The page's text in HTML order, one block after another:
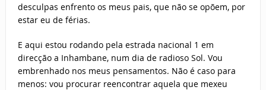
desculpas enfrento os meus pais, que não se opõem, por
estar eu de férias.
E aqui estou rodando pela estrada nacional 1 em
direcção a Inhambane, num dia de radioso Sol. Vou
embrenhado nos meus pensamentos. Não é caso para
menos: vou procurar reencontrar aquela que mexeu